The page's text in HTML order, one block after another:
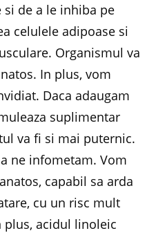
de a le inhiba pe
celulele adipoase si
Organismul va
In plus, vom
Daca adaugam
suplimentar
va fi si mai puternic.
ne infometam. Vom
capabil sa arda
cu un risc mult
plus, acidul linoleic